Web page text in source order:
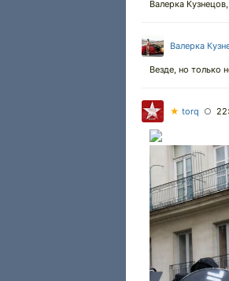
Валерка
Валерка
Везде, но только
★ torq ○